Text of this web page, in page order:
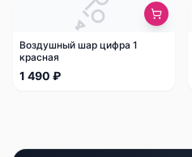
Воздушный шар цифра 1
красная
1 490 ₽